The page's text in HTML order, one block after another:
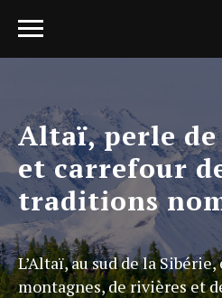
Altaï, perle
et carrefour
traditions
L’Altaï, au sud de la
montagnes, de rivières et